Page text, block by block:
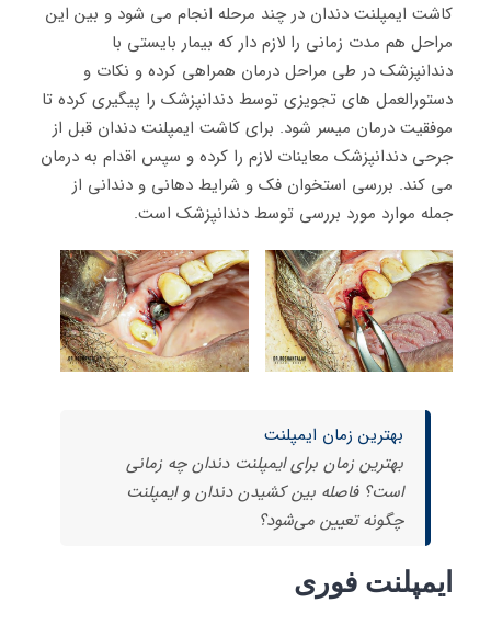
کاشت ایمپلنت دندان در چند مرحله انجام می شود و بین این
مراحل هم مدت زمانی را لازم دار که بیمار بایستی با
دندانپزشک در طی مراحل درمان همراهی کرده و نکات و
دستورالعمل های تجویزی توسط دندانپزشک را پیگیری کرده تا
موفقیت درمان میسر شود. برای کاشت ایمپلنت دندان قبل از
جرحی دندانپزشک معاینات لازم را کرده و سپس اقدام به درمان
می کند. بررسی استخوان فک و شرایط دهانی و دندانی از
جمله موارد مورد بررسی توسط دندانپزشک است.
بهترین زمان ایمپلنت
بهترین زمان برای ایمپلنت دندان چه زمانی
است؟ فاصله بین کشیدن دندان و ایمپلنت
چگونه تعیین می‌شود؟
ایمپلنت فوری